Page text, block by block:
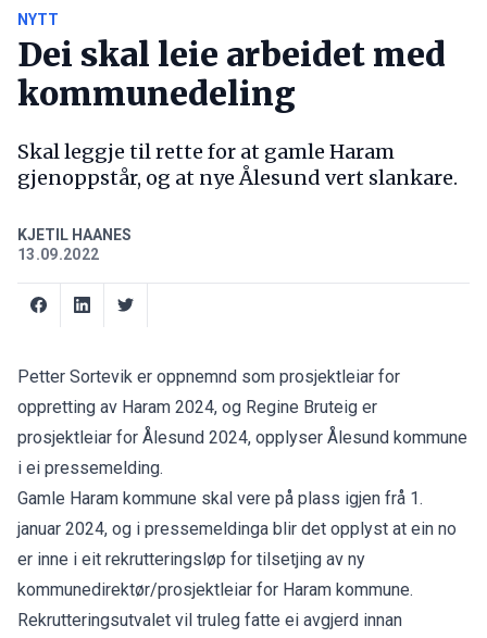
NYTT
Dei skal leie arbeidet med
kommunedeling
Skal leggje til rette for at gamle Haram
gjenoppstår, og at nye Ålesund vert slankare.
KJETIL HAANES
13.09.2022
Petter Sortevik er oppnemnd som prosjektleiar for
oppretting av Haram 2024, og Regine Bruteig er
prosjektleiar for Ålesund 2024, opplyser Ålesund kommune
i ei pressemelding.
Gamle Haram kommune skal vere på plass igjen frå 1.
januar 2024, og i pressemeldinga blir det opplyst at ein no
er inne i eit rekrutteringsløp for tilsetjing av ny
kommunedirektør/prosjektleiar for Haram kommune.
Rekrutteringsutvalet vil truleg fatte ei avgjerd innan